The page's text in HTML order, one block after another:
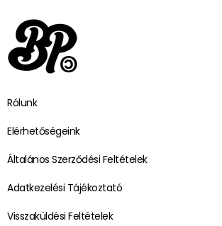
Rólunk
Elérhetőségeink
Általános Szerződési Feltételek
Adatkezelési Tájékoztató
Visszaküldési Feltételek